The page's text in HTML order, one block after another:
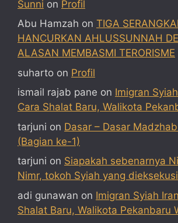
Sunni on Profil
Abu Hamzah on TIGA
HANCURKAN AHLUSSUNNAH
ALASAN MEMBASMI TERORISME
suharto on Profil
ismail rajab pane on Imigran
Cara Shalat Baru, Walikota
tarjuni on Dasar – Dasar
(Bagian ke-1)
tarjuni on Siapakah sebenarnya
Nimr, tokoh Syiah yang
adi gunawan on Imigran Syiah
Shalat Baru, Walikota Pekanbaru